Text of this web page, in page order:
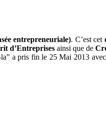
l’esprit
d’entreprendre
entrepreneuriale). C’est cet
d’Entreprisesainsi que de
a pris fin le 25 Mai 2013